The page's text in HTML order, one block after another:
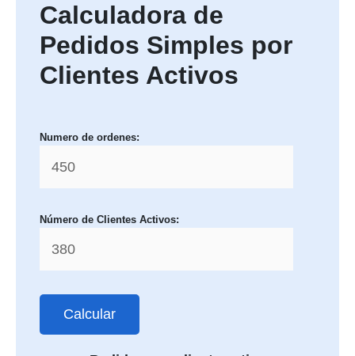
Calculadora de
Pedidos Simples por
Clientes Activos
Numero de ordenes:
Número de Clientes Activos:
Calcular